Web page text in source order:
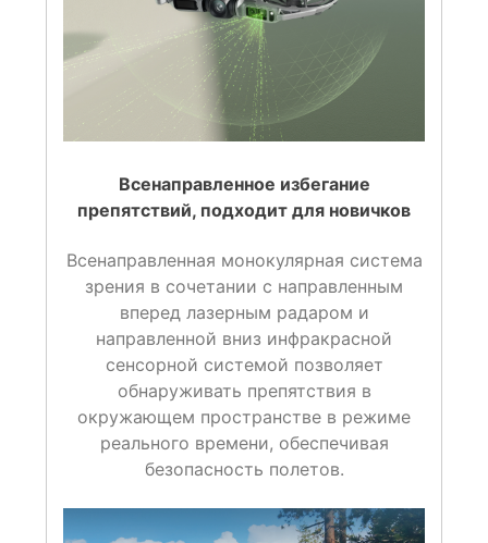
Всенаправленное избегание
препятствий, подходит для новичков
Всенаправленная монокулярная система
зрения в сочетании с направленным
вперед лазерным радаром и
направленной вниз инфракрасной
сенсорной системой позволяет
обнаруживать препятствия в
окружающем пространстве в режиме
реального времени, обеспечивая
безопасность полетов.